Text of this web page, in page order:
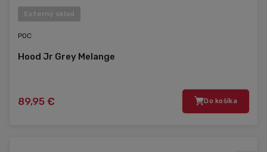
Externý sklad
POC
Hood Jr Grey Melange
89,95 € Do košíka